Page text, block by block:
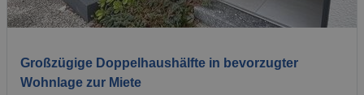
1 / 25
Großzügige Doppelhaushälfte in bevorzugter
Wohnlage zur Miete